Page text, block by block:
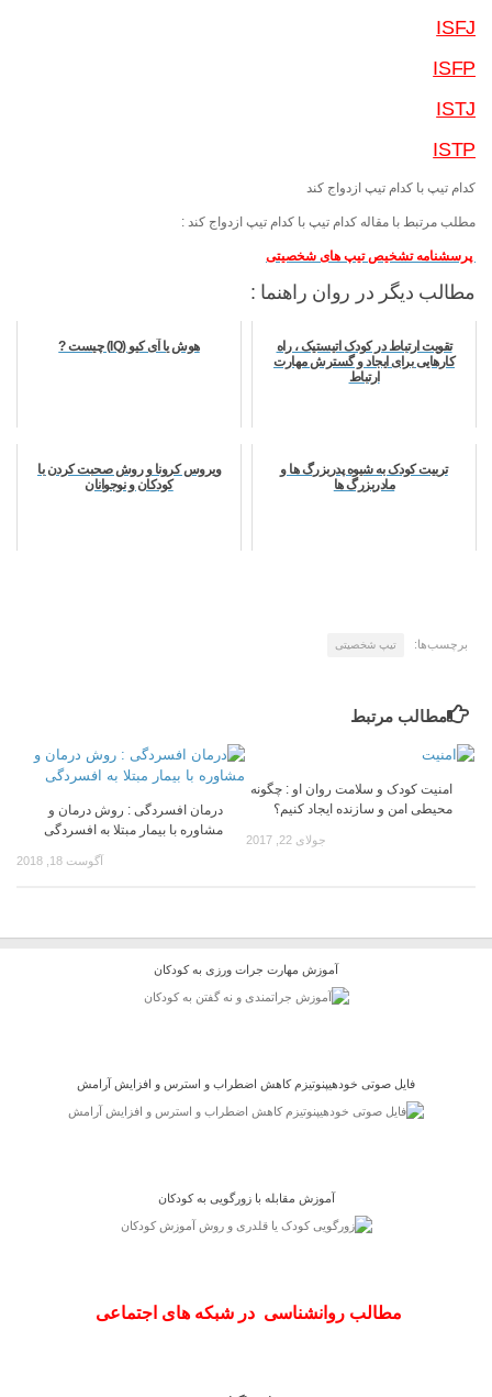
ISFJ
ISFP
ISTJ
ISTP
کدام تیپ با کدام تیپ ازدواج کند
مطلب مرتبط با مقاله کدام تیپ با کدام تیپ ازدواج کند :
پرسشنامه تشخیص تیپ های شخصیتی
مطالب دیگر در روان راهنما :
تقویت ارتباط در کودک اتیستیک ، راه
کارهایی برای ایجاد و گسترش مهارت
ارتباط
هوش یا آی کیو (IQ) چیست ?
تربیت کودک به شیوه پدربزرگ ها و
مادربزرگ ها
ویروس کرونا و روش صحبت کردن با
کودکان و نوجوانان
برچسب‌ها: تیپ شخصیتی
مطالب مرتبط
درمان افسردگی : روش درمان و
مشاوره با بیمار مبتلا به افسردگی
آگوست 18, 2018
امنیت کودک و سلامت روان او : چگونه
محیطی امن و سازنده ایجاد كنیم؟
جولای 22, 2017
آموزش مقابله با زورگویی به کودکان
فایل صوتی خودهیپنوتیزم کاهش اضطراب و استرس و افزایش آرامش
آموزش مهارت جرات ورزی به کودکان
مطالب روانشناسی در شبکه های اجتماعی